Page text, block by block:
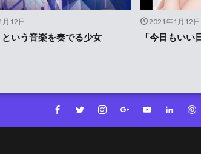
12日
いう音楽を奏でる少女
2021年1月12日
「今日もいい